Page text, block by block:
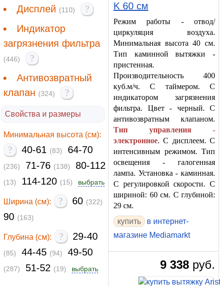
Дисплей (110)
?
Индикатор
загрязнения фильтра
(446)
?
Антивозвратный
клапан (324) ?
Свойства и размеры
Минимальная высота (см):
? 40-61 (83) 64-70
(236) 71-76 (138) 80-112
(13) 114-120 (15) выбрать
Ширина (см): ? 60 (322)
90 (163)
Глубина (см): ? 29-40
(85) 44-45 (94) 49-50
(287) 51-52 (19) выбрать
K 60 см
Режим работы - отвод/
циркуляция воздуха.
Минимальная высота 40 см.
Тип каминной вытяжки -
пристенная.
Производительность 400
куб.м/ч. С таймером. С
индикатором загрязнения
фильтра. Цвет - черный. С
антивозвратным клапаном.
Тип управления -
электронное. С дисплеем. С
интенсивным режимом. Тип
освещения - галогенная
лампа. Установка - каминная.
С регулировкой скорости. С
шириной: 60 см. С глубиной:
29 см.
в интернет-
магазине Mediamarkt
9 338 руб.